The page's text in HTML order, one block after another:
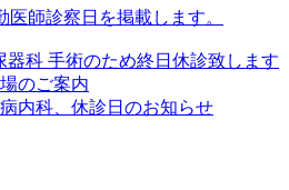
医師診察日を掲載します。
器科 手術のため終日休診致します
のご案内
内科、休診日のお知らせ